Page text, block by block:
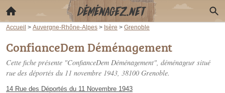
Accueil > Auvergne-Rhône-Alpes > Isère > Grenoble
ConfianceDem Déménagement
Cette fiche présente "ConfianceDem Déménagement", déménageur situé
rue des déportés du 11 novembre 1943, 38100 Grenoble.
14 Rue des Déportés du 11 Novembre 1943